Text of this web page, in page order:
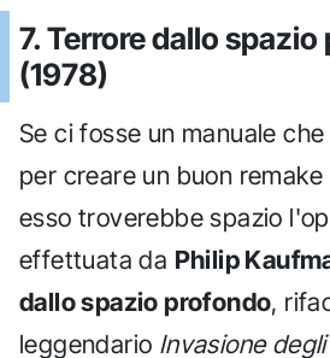
7. Terrore dallo
(1978)
Se ci fosse un manuale
per creare un buon
esso troverebbe spazio
effettuata da Philip
dallo spazio profondo,
leggendario Invasione